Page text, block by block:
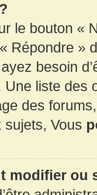
le bouton «
Répondre »
besoin
Une liste des
des
sujets, Vous
modifier ou